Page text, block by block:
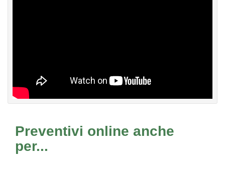
Preventivi online anche
per...